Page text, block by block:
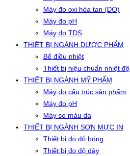
Máy đo oxi hòa tan (DO)
Máy đo pH
Máy đo TDS
THIẾT BỊ NGÀNH DƯỢC PHẨM
Bể điều nhiệt
Thiết bị hiệu chuẩn nhiệt độ
THIẾT BỊ NGÀNH MỸ PHẨM
Máy đo cấu trúc sản phẩm
Máy đo pH
Máy so màu da
THIẾT BỊ NGÀNH SƠN MỰC IN
Thiết bị đo độ bóng
Thiết bị đo độ dày